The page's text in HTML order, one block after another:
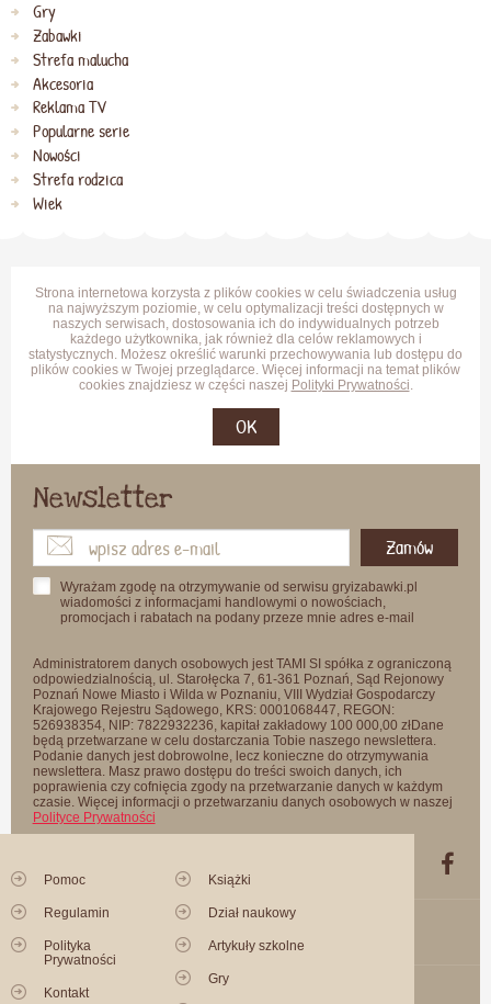
Gry
Zabawki
Strefa malucha
Akcesoria
Reklama TV
Popularne serie
Nowości
Strefa rodzica
Wiek
Strona internetowa korzysta z plików cookies w celu świadczenia usług
na najwyższym poziomie, w celu optymalizacji treści dostępnych w
naszych serwisach, dostosowania ich do indywidualnych potrzeb
każdego użytkownika, jak również dla celów reklamowych i
statystycznych. Możesz określić warunki przechowywania lub dostępu do
plików cookies w Twojej przeglądarce. Więcej informacji na temat plików
cookies znajdziesz w części naszej Polityki Prywatności.
OK
Newsletter
Zamów
Wyrażam zgodę na otrzymywanie od serwisu gryizabawki.pl
wiadomości z informacjami handlowymi o nowościach,
promocjach i rabatach na podany przeze mnie adres e-mail
Administratorem danych osobowych jest TAMI SI spółka z ograniczoną
odpowiedzialnością, ul. Starołęcka 7, 61-361 Poznań, Sąd Rejonowy
Poznań Nowe Miasto i Wilda w Poznaniu, VIII Wydział Gospodarczy
Krajowego Rejestru Sądowego, KRS: 0001068447, REGON:
526938354, NIP: 7822932236, kapitał zakładowy 100 000,00 złDane
będą przetwarzane w celu dostarczania Tobie naszego newslettera.
Podanie danych jest dobrowolne, lecz konieczne do otrzymywania
newslettera. Masz prawo dostępu do treści swoich danych, ich
poprawienia czy cofnięcia zgody na przetwarzanie danych w każdym
czasie. Więcej informacji o przetwarzaniu danych osobowych w naszej
Polityce Prywatności
Pomoc
Regulamin
Polityka
Prywatności
Kontakt
Książki
Dział naukowy
Artykuły szkolne
Gry